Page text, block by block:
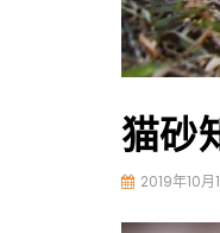
猫砂
2019年10月